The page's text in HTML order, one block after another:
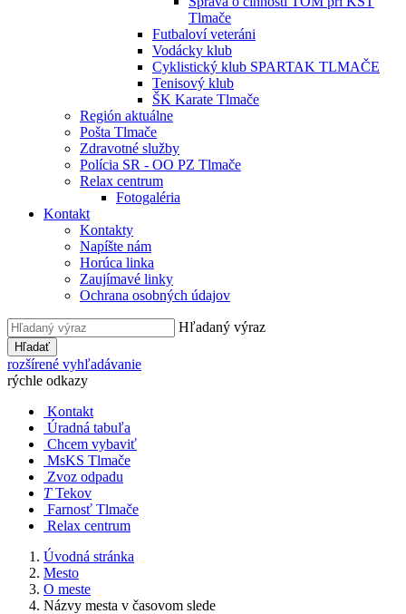
Tlmače
Futbaloví veteráni
Vodácky klub
Cyklistický klub SPARTAK TLMAČE
Tenisový klub
ŠK Karate Tlmače
Región aktuálne
Pošta Tlmače
Zdravotné služby
Polícia SR - OO PZ Tlmače
Relax centrum
Fotogaléria
Kontakt
Kontakty
Napíšte nám
Horúca linka
Zaujímavé linky
Ochrana osobných údajov
Hľadaný výraz
Hľadať
rozšírené vyhľadávanie
rýchle odkazy
Kontakt
Úradná tabuľa
Chcem vybaviť
MsKS Tlmače
Zvoz odpadu
T Tekov
Farnosť Tlmače
Relax centrum
Úvodná stránka
Mesto
O meste
Názvy mesta v časovom slede